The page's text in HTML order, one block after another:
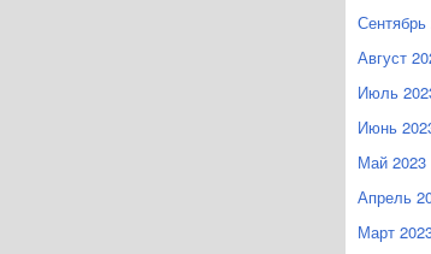
Сентябрь
Август
Июль
Июнь
Май 2023
Апрель
Март